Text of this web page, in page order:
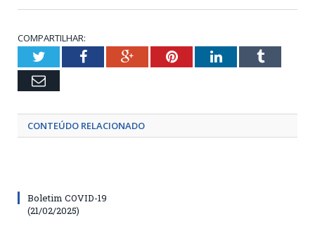
COMPARTILHAR:
TwitterFacebookGoogle+PinterestLinkedInTumblr
Email
CONTEÚDO RELACIONADO
Boletim COVID-19
(21/02/2025)